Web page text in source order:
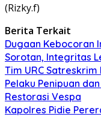
(Rizky.f)
Berita Terkait
Dugaan Kebocoran
Sorotan, Integritas
Tim URC
Pelaku Penipuan
Restorasi Vespa
Kapolres Pidie